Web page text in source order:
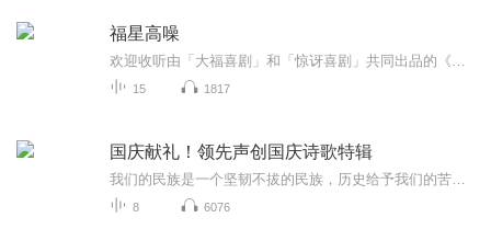
福星高噪
15 1817
国庆献礼！领先声创国庆诗歌特辑
8 6076